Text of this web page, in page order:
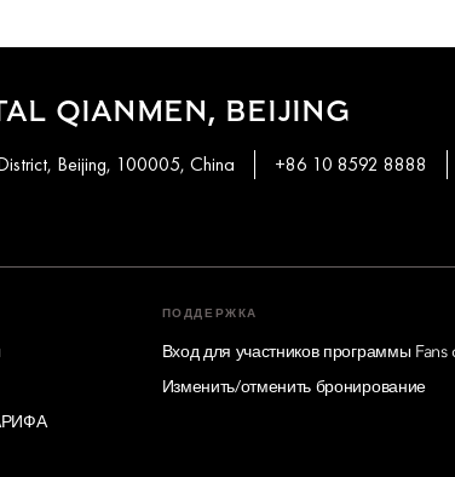
QIANMEN, BEIJING
Beijing, 100005, China +86 10 8592 8888
ПОДДЕРЖКА
Вход для участников программы Fans
Изменить/отменить бронирование